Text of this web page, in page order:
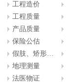
工程造价
工程质量
产品质量
保险公估
假肢、矫形器装配
地理测量
法医物证